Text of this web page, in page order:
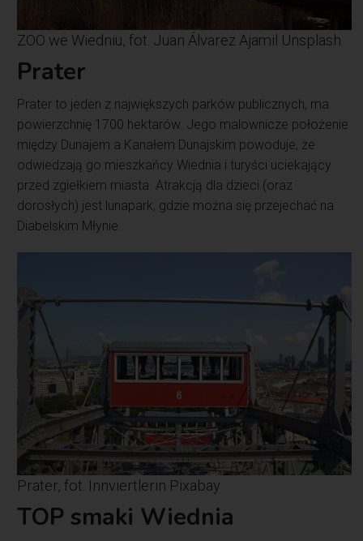
ZOO we Wiedniu, fot. Juan Álvarez Ajamil Unsplash
Prater
Prater to jeden z największych parków publicznych, ma
powierzchnię 1700 hektarów. Jego malownicze położenie
między Dunajem a Kanałem Dunajskim powoduje, że
odwiedzają go mieszkańcy Wiednia i turyści uciekający
przed zgiełkiem miasta. Atrakcją dla dzieci (oraz
dorosłych) jest lunapark, gdzie można się przejechać na
Diabelskim Młynie.
Prater, fot. Innviertlerin Pixabay
TOP smaki Wiednia